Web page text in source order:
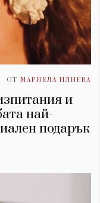
ОТ МАРИЕЛА ИЛИЕВА
и
най-
подарък